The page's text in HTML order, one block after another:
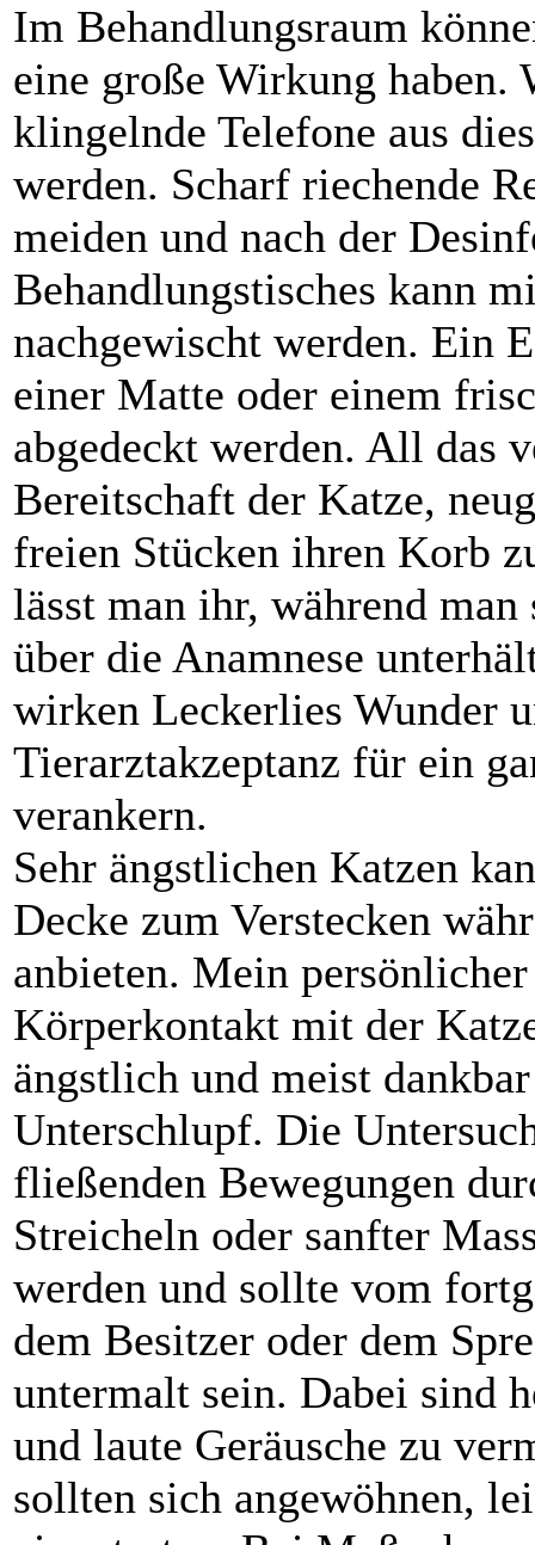
Im Behandlungsraum
eine große Wirkung haben.
klingelnde Telefone aus
werden. Scharf riechende
meiden und nach der
Behandlungstisches kann
nachgewischt werden. Ein
einer Matte oder einem
abgedeckt werden. All das
Bereitschaft der Katze,
freien Stücken ihren Korb
lässt man ihr, während
über die Anamnese
wirken Leckerlies Wunder
Tierarztakzeptanz für ein
verankern.
Sehr ängstlichen Katzen
Decke zum Verstecken
anbieten. Mein
Körperkontakt mit der
ängstlich und meist
Unterschlupf. Die
fließenden Bewegungen
Streicheln oder sanfter
werden und sollte vom
dem Besitzer oder dem
untermalt sein. Dabei sind
und laute Geräusche zu
sollten sich angewöhnen,